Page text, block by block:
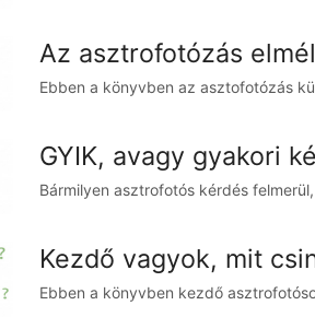
Az asztrofotózás
Ebben a könyvben az asztofotózás
GYIK, avagy gyakori
Kezdő vagyok, mit
Ebben a könyvben kezdő